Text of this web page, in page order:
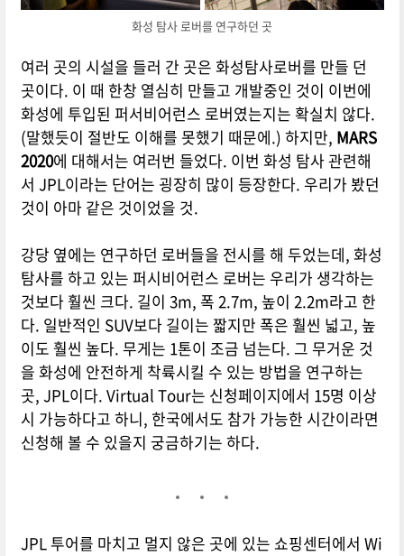
화성 탐사 로버를 연구하던 곳
여러 곳의 시설을 들러 간 곳은 화성탐사로버를 만들 던
곳이다. 이 때 한창 열심히 만들고 개발중인 것이 이번에
화성에 투입된 퍼서비어런스 로버였는지는 확실치 않다.
(말했듯이 절반도 이해를 못했기 때문에.) 하지만, MARS
2020에 대해서는 여러번 들었다. 이번 화성 탐사 관련해
서 JPL이라는 단어는 굉장히 많이 등장한다. 우리가 봤던
것이 아마 같은 것이었을 것.
강당 옆에는 연구하던 로버들을 전시를 해 두었는데, 화성
탐사를 하고 있는 퍼시비어런스 로버는 우리가 생각하는
것보다 훨씬 크다. 길이 3m, 폭 2.7m, 높이 2.2m라고 한
다. 일반적인 SUV보다 길이는 짧지만 폭은 훨씬 넓고, 높
이도 훨씬 높다. 무게는 1톤이 조금 넘는다. 그 무거운 것
을 화성에 안전하게 착륙시킬 수 있는 방법을 연구하는
곳, JPL이다. Virtual Tour는 신청페이지에서 15명 이상
시 가능하다고 하니, 한국에서도 참가 가능한 시간이라면
신청해 볼 수 있을지 궁금하기는 하다.
JPL 투어를 마치고 멀지 않은 곳에 있는 쇼핑센터에서 Wi